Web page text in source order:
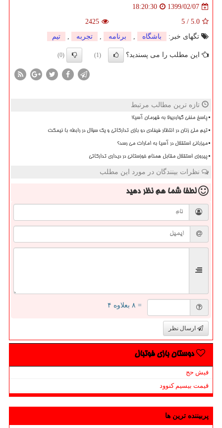
1399/02/07
18:20:30
5.0
/
5
2425
تگهای خبر:
باشگاه , برنامه , تجربه , تیم
این مطلب را می پسندید؟ (1)
(0)
تازه ترین مطالب مرتبط
پاسخ منفی گواردیولا به قهرمان آسیا!
تیم ملی زنان در انتظار فیفادی دو بازی تدارکاتی و یک سؤال در رابطه با نیمکت
میزبانی استقلال در آسیا به امارات می رسد؟
پیروزی استقلال مقابل همنام خوزستانی در دیداری تدارکاتی
نظرات بینندگان در مورد این مطلب
لطفا شما همنظر دهید
= ۸ بعلاوه ۴
ارسال نظر
دوستان بازی فوتبال
فیش حج
قیمت بیسیم کنوود
پربیننده ترین ها